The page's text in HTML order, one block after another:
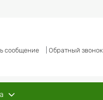
сообщение Обратный звонок